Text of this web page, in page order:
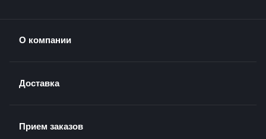
О компании
Доставка
Прием заказов